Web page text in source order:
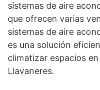
sistemas de aire
que ofrecen varias
sistemas de aire
es una solución
climatizar espacios
Llavaneres.